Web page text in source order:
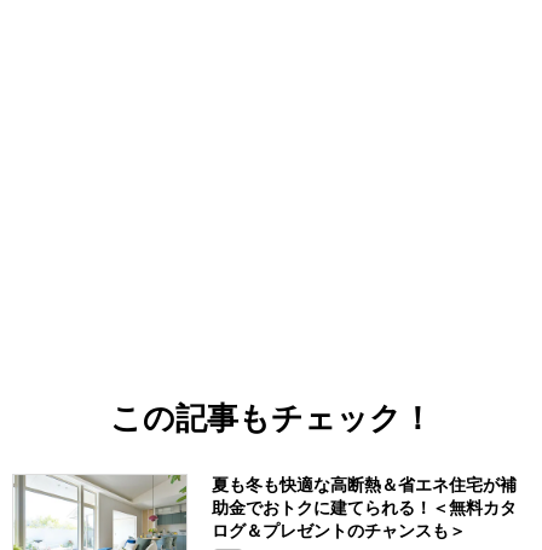
この記事もチェック！
夏も冬も快適な高断熱＆省エネ住宅が補
助金でおトクに建てられる！＜無料カタ
ログ＆プレゼントのチャンスも＞